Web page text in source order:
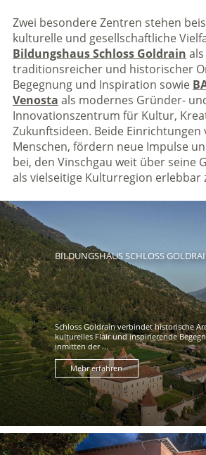
Zwei besondere Zentren stehen
kulturelle und gesellschaftliche
Bildungshaus Schloss Goldrain als
traditionsreicher und historischer
Begegnung und Inspiration sowie
Venosta als modernes Gründer-
Innovationszentrum für Kultur,
Zukunftsideen. Beide Einrichtungen
Menschen, fördern neue Impulse
bei, den Vinschgau weit über seine
als vielseitige Kulturregion erlebbar
BILDUNGSHAUS SCHLOSS
Schloss Goldrain verbindet historische
kulturelles Flair und inspirierende
inmitten der ...
Mehr erfahren